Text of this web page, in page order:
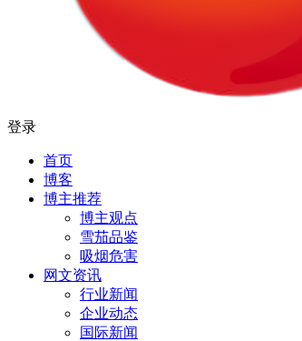
登录
首页
博客
博主推荐
博主观点
雪茄品鉴
吸烟危害
网文资讯
行业新闻
企业动态
国际新闻